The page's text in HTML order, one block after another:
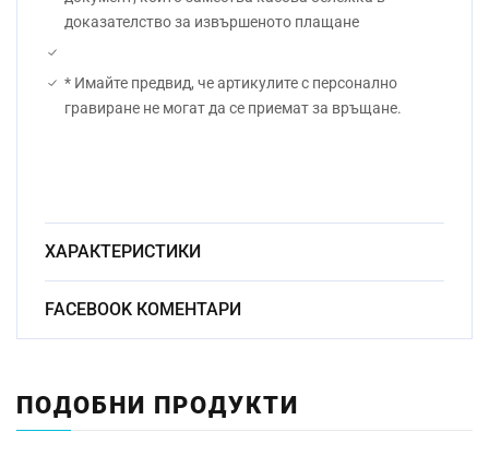
доказателство за извършеното плащане
* Имайте предвид, че артикулите с персонално
гравиране не могат да се приемат за връщане.
ХАРАКТЕРИСТИКИ
Материал:
Размер:
FACEBOOK КОМЕНТАРИ
ПОДОБНИ ПРОДУКТИ